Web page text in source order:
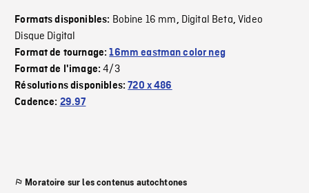
Formats disponibles: Bobine 16 mm, Digital Beta,Video
Disque Digital
Format de tournage:16mm eastman color neg
Format de l'image:4/3
Résolutions disponibles:720 x 486
Cadence: 29.97
Moratoire sur les contenus autochtones